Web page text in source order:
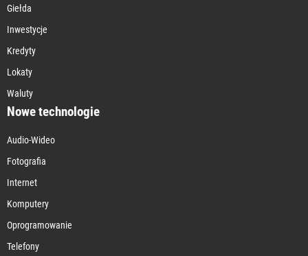
Giełda
Inwestycje
Kredyty
Lokaty
Waluty
Nowe technologie
Audio-Wideo
Fotografia
Internet
Komputery
Oprogramowanie
Telefony